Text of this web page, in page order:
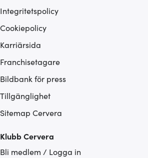
Integritetspolicy
Cookiepolicy
Karriärsida
Franchisetagare
Bildbank för press
Tillgänglighet
Sitemap Cervera
Klubb Cervera
Bli medlem / Logga in